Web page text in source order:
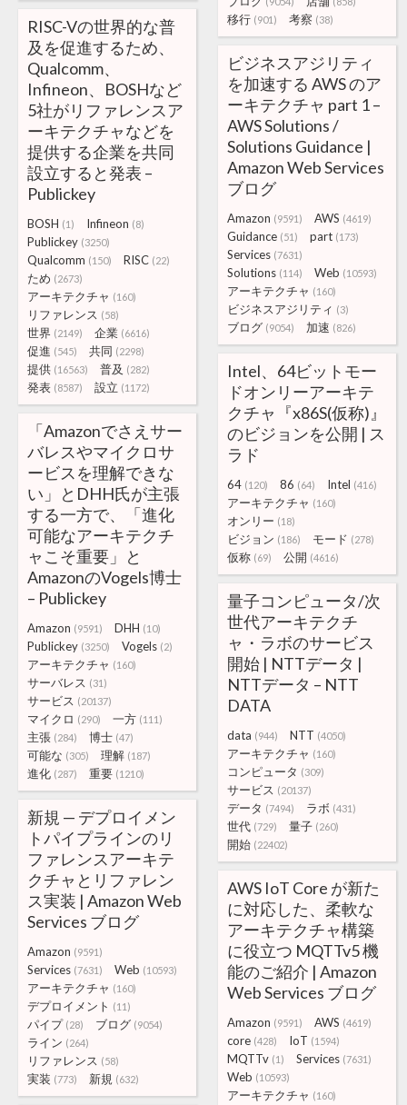
移行 (901) 考察 (38)
RISC-Vの世界的な普
及を促進するため、
Qualcomm、
Infineon、BOSHなど
5社がリファレンスア
ーキテクチャなどを
提供する企業を共同
設立すると発表 –
Publickey
BOSH (1) Infineon (8)
Publickey (3250)
Qualcomm (150) RISC (22)
ため (2673)
アーキテクチャ (160)
リファレンス (58)
世界 (2149) 企業 (6616)
促進 (545) 共同 (2298)
提供 (16563) 普及 (282)
発表 (8587) 設立 (1172)
ビジネスアジリティ
を加速する AWS のア
ーキテクチャ part 1 –
AWS Solutions /
Solutions Guidance |
Amazon Web Services
ブログ
Amazon (9591) AWS (4619)
Guidance (51) part (173)
Services (7631)
Solutions (114) Web (10593)
アーキテクチャ (160)
ビジネスアジリティ (3)
ブログ (9054) 加速 (826)
Intel、64ビットモー
ドオンリーアーキテ
クチャ『x86S(仮称)』
のビジョンを公開 | ス
ラド
64 (120) 86 (64) Intel (416)
アーキテクチャ (160)
オンリー (18)
ビジョン (186) モード (278)
仮称 (69) 公開 (4616)
「Amazonでさえサー
バレスやマイクロサ
ービスを理解できな
い」とDHH氏が主張
する一方で、「進化
可能なアーキテクチ
ャこそ重要」と
AmazonのVogels博士
– Publickey
Amazon (9591) DHH (10)
Publickey (3250) Vogels (2)
アーキテクチャ (160)
サーバレス (31)
サービス (20137)
マイクロ (290) 一方 (111)
主張 (284) 博士 (47)
可能な (305) 理解 (187)
進化 (287) 重要 (1210)
量子コンピュータ/次
世代アーキテクチ
ャ・ラボのサービス
開始 | NTTデータ |
NTTデータ – NTT
DATA
data (944) NTT (4050)
アーキテクチャ (160)
コンピュータ (309)
サービス (20137)
データ (7494) ラボ (431)
世代 (729) 量子 (260)
開始 (22402)
新規 — デプロイメン
トパイプラインのリ
ファレンスアーキテ
クチャとリファレン
ス実装 | Amazon Web
Services ブログ
Amazon (9591)
Services (7631) Web (10593)
アーキテクチャ (160)
デプロイメント (11)
パイプ (28) ブログ (9054)
ライン (264)
リファレンス (58)
実装 (773) 新規 (632)
AWS IoT Core が新た
に対応した、柔軟な
アーキテクチャ構築
に役立つ MQTTv5 機
能のご紹介 | Amazon
Web Services ブログ
Amazon (9591) AWS (4619)
core (428) IoT (1594)
MQTTv (1) Services (7631)
Web (10593)
アーキテクチャ (160)